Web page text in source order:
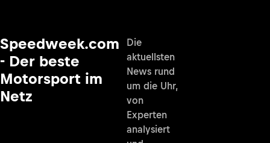
Speedweek.com
- Der beste
Motorsport im
Netz
Die
aktuellsten
News rund
um die Uhr,
von
Experten
analysiert